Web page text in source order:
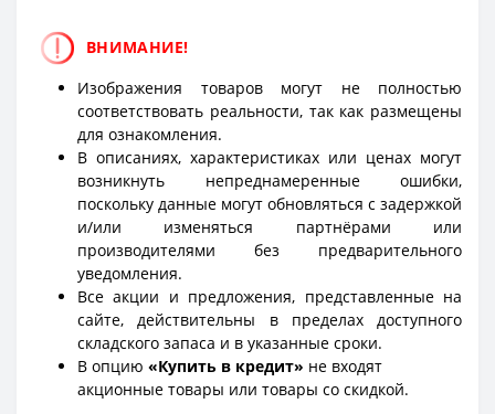
ВНИМАНИЕ!
Изображения товаров могут не полностью
соответствовать реальности, так как размещены
для ознакомления.
В описаниях, характеристиках или ценах могут
возникнуть непреднамеренные ошибки,
поскольку данные могут обновляться с задержкой
и/или изменяться партнёрами или
производителями без предварительного
уведомления.
Все акции и предложения, представленные на
сайте, действительны в пределах доступного
складского запаса и в указанные сроки.
В опцию «Купить в кредит» не входят
акционные товары или товары со скидкой.